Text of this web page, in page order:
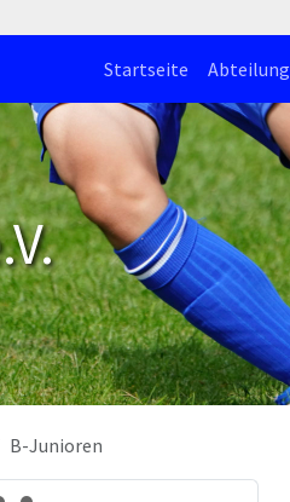
Startseite Abteilung
B-Junioren